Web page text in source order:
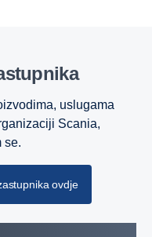
uslugama
Scania,
se.
ovdje